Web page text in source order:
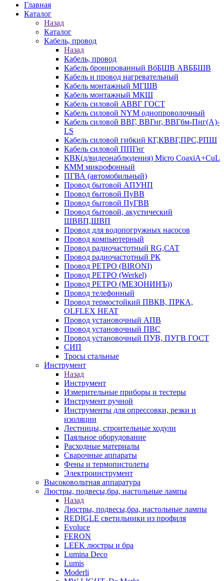
Главная
Каталог
Назад
Каталог
Кабель, провод
Назад
Кабель, провод
Кабель бронированный ВбБШВ АВББШВ
Кабель и провод нагревательный
Кабель монтажный МГШВ
Кабель монтажный МКШ
Кабель силовой АВВГ ГОСТ
Кабель силовой NYM однопроволочный
Кабель силовой ВВГ, ВВГнг, ВВГбм-Пнг(А)-
LS
Кабель силовой гибкий КГ,КВВГ,ПРС,РПШ
Кабель силовой ППГнг
КВК(д/видеонаблюдения) Micro CoaxiA+CuL
КММ микрофонный
ПГВА (автомобильный)
Провод бытовой АПУНП
Провод бытовой ПуВВ
Провод бытовой ПуГВВ
Провод бытовой, акустический
ШВВП,ШВП
Провод для водопогружных насосов
Провод компьютерный
Провод радиочастотный RG,САТ
Провод радиочастотный РК
Провод РЕТРО (BIRONI)
Провод РЕТРО (Werkel)
Провод РЕТРО (МЕЗОНИНЪ))
Провод телефонный
Провод термостойкий ПВКВ, ПРКА,
OLFLEX HEAT
Провод установочный АПВ
Провод установочный ПВС
Провод установочный ПУВ, ПУГВ ГОСТ
СИП
Тросы стальные
Инструмент
Назад
Инструмент
Измерительные приборы и тестеры
Инструмент ручной
Инструменты для опрессовки, резки и
изоляции
Лестницы, строительные ходули
Паяльное оборудование
Расходные материалы
Сварочные аппараты
Фены и термопистолеты
Электроинструмент
Высоковольтная аппаратура
Люстры, подвесы,бра, настольные лампы
Назад
Люстры, подвесы,бра, настольные лампы
REDIGLE светильники из профиля
Evoluce
FERON
LEEK люстры и бра
Lumina Deco
Lumis
Moderli